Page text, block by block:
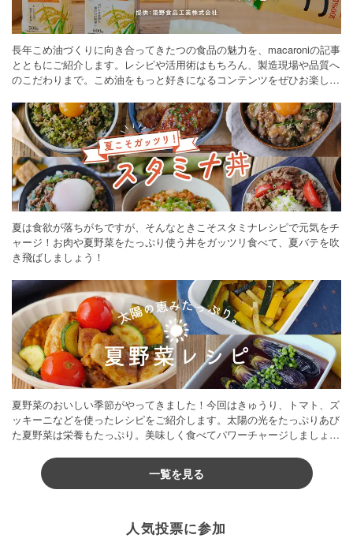
長年こめ油づくりに向き合ってきたつの食品の魅力を、macaroniの記事
とともにご紹介します。レシピや活用術はもちろん、製造現場や品質へ
のこだわりまで。こめ油をもっと好きになるコンテンツをぜひお楽しみ
夏は食欲が落ちがちですが、そんなときこそスタミナレシピで元気をチ
ャージ！お肉や夏野菜をたっぷり使う丼をガッツリ食べて、夏バテを吹
き飛ばしましょう！
夏野菜のおいしい季節がやってきました！今回はきゅうり、トマト、ズ
ッキーニなどを使ったレシピをご紹介します。太陽の光をたっぷりあび
た夏野菜は栄養もたっぷり。美味しく食べてパワーチャージしましょう
一覧を見る
人気投票に参加